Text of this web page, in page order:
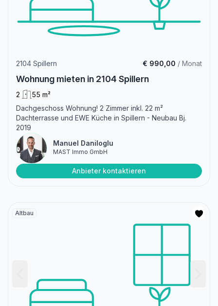
2104 Spillern € 990,00 / Monat
Wohnung mieten in 2104 Spillern
2
55 m²
Dachgeschoss Wohnung! 2 Zimmer inkl. 22 m²
Dachterrasse und EWE Küche in Spillern - Neubau Bj.
2019
Manuel Daniloglu
MAST Immo GmbH
Anbieter kontaktieren
Altbau